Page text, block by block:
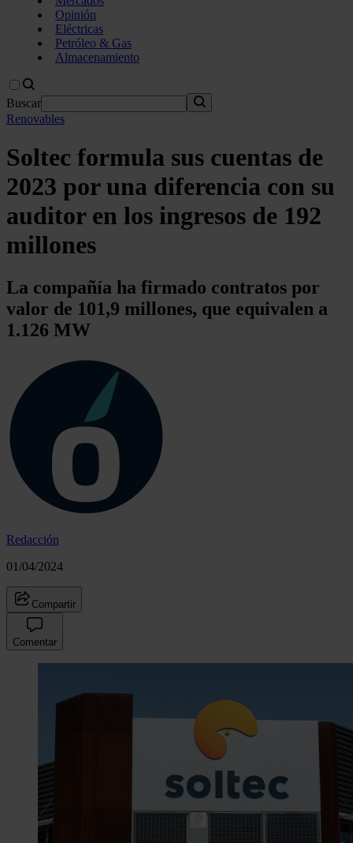
Opinión
Eléctricas
Petróleo & Gas
Almacenamiento
Buscar
Renovables
Soltec formula sus cuentas de
2023 por una diferencia con su
auditor en los ingresos de 192
millones
La compañía ha firmado contratos por
valor de 101,9 millones, que equivalen a
1.126 MW
Redacción
01/04/2024
Compartir
Comentar